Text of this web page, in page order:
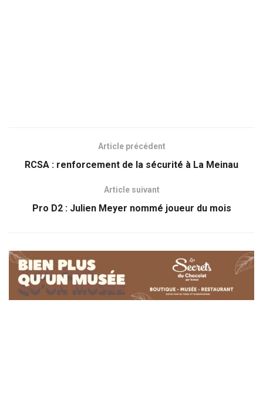
Article précédent
RCSA : renforcement de la sécurité à La Meinau
Article suivant
Pro D2 : Julien Meyer nommé joueur du mois